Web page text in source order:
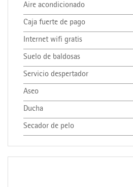
Aire acondicionado
Caja fuerte de pago
Internet wifi gratis
Suelo de baldosas
Servicio despertador
Aseo
Ducha
Secador de pelo